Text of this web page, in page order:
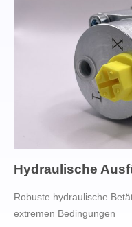
Hydraulische
Robuste hydraulische
extremen Bedingungen